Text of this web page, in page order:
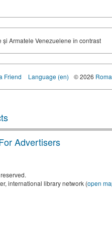
și Armatele Venezuelene în contrast
Friend Language (en) © 2026
Advertisers
international library network (open